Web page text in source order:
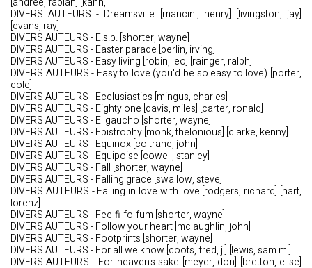
DIVERS AUTEURS - Dreamsville [mancini, henry] [livingston, jay]
[evans, ray]
DIVERS AUTEURS - E.s.p. [shorter, wayne]
DIVERS AUTEURS - Easter parade [berlin, irving]
DIVERS AUTEURS - Easy living [robin, leo] [rainger, ralph]
DIVERS AUTEURS - Easy to love (you'd be so easy to love) [porter,
cole]
DIVERS AUTEURS - Ecclusiastics [mingus, charles]
DIVERS AUTEURS - Eighty one [davis, miles] [carter, ronald]
DIVERS AUTEURS - El gaucho [shorter, wayne]
DIVERS AUTEURS - Epistrophy [monk, thelonious] [clarke, kenny]
DIVERS AUTEURS - Equinox [coltrane, john]
DIVERS AUTEURS - Equipoise [cowell, stanley]
DIVERS AUTEURS - Fall [shorter, wayne]
DIVERS AUTEURS - Falling grace [swallow, steve]
DIVERS AUTEURS - Falling in love with love [rodgers, richard] [hart,
lorenz]
DIVERS AUTEURS - Fee-fi-fo-fum [shorter, wayne]
DIVERS AUTEURS - Follow your heart [mclaughlin, john]
DIVERS AUTEURS - Footprints [shorter, wayne]
DIVERS AUTEURS - For all we know [coots, fred, j.] [lewis, sam m.]
DIVERS AUTEURS - For heaven's sake [meyer, don] [bretton, elise]